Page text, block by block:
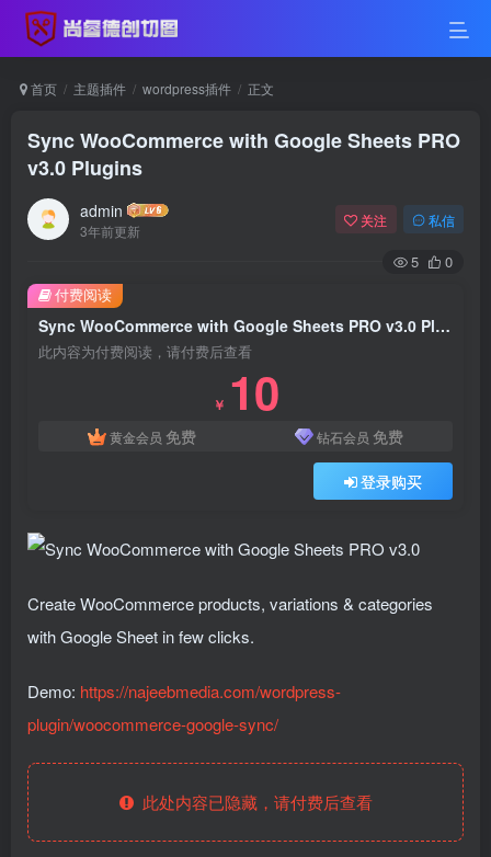
首页 主题插件 wordpress插件 正文
Sync WooCommerce with Google Sheets PRO
v3.0 Plugins
admin
3年前更新
关注 私信
5 0
Sync WooCommerce with Google Sheets PRO v3.0 Plugins
此内容为付费阅读，请付费后查看
￥ 10
黄金会员 免费 钻石会员 免费
登录购买
付费阅读
Create WooCommerce products, variations & categories
with Google Sheet in few clicks.
Demo: https://najeebmedia.com/wordpress-
plugin/woocommerce-google-sync/
此处内容已隐藏，请付费后查看